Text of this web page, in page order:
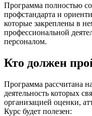
Программа полностью
профстандарта и
которые закреплены в
профессиональной
персоналом.
Кто должен
Программа рассчитана
деятельность которых
организацией оценки,
Курс будет полезен: